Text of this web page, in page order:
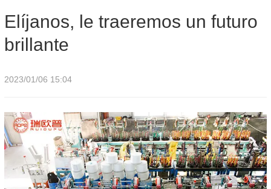
traeremos un futuro brillante
Elíjanos, le traeremos un futuro
brillante
2023/01/06 15:04